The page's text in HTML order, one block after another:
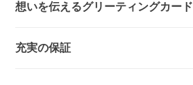
想いを伝えるグリーティングカード
充実の保証